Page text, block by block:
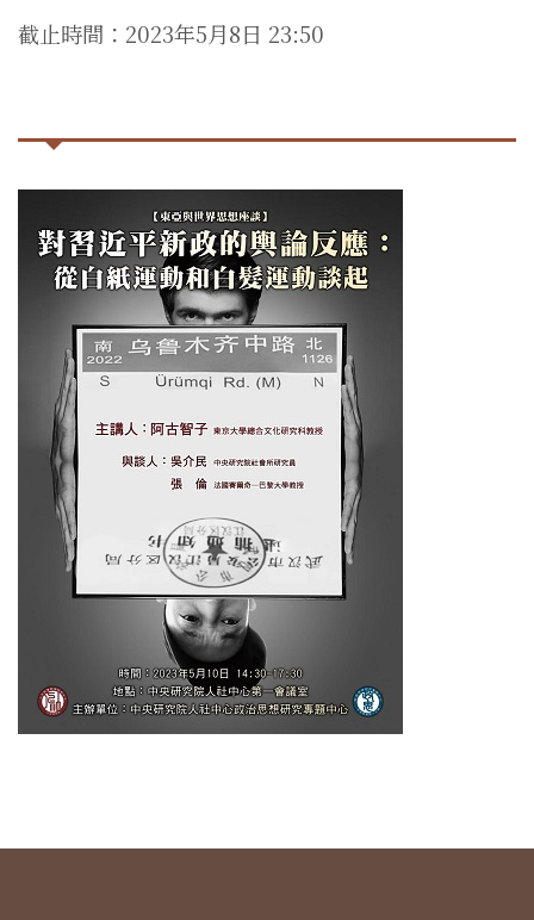
截止時間：2023年5月8日 23:50